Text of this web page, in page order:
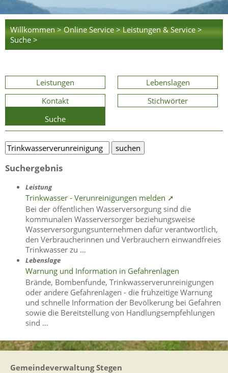
Willkommen > Online Service > Leistungen & Service >
Suche >
Leistungen
Lebenslagen
Kontakt
Stichwörter
Suche
Suchergebnis
Leistung
Trinkwasser - Verunreinigungen melden ➚
Bei der öffentlichen Wasserversorgung sind die
kommunalen Wasserversorger beziehungsweise
Wasserversorgungsunternehmen dafür verantwortlich,
den Verbraucherinnen und Verbrauchern einwandfreies
Trinkwasser zu …
Lebenslage
Warnung und Information in Gefahrenlagen
Brände, Bombenfunde, Trinkwasserverunreinigungen
oder andere Gefahrenlagen - die frühzeitige Warnung
und schnelle Information der Bevölkerung bei Gefahren
sowie die Bereitstellung von Handlungsempfehlungen
sind …
Gemeindeverwaltung Stegen